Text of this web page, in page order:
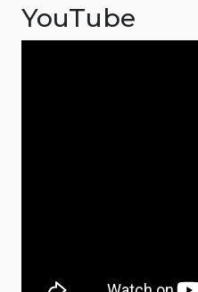
YouTube